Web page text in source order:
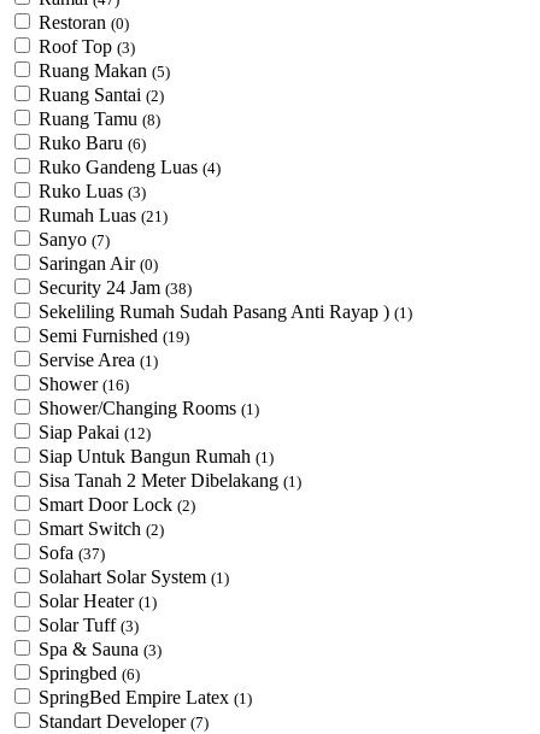
Restoran (0)
Roof Top (3)
Ruang Makan (5)
Ruang Santai (2)
Ruang Tamu (8)
Ruko Baru (6)
Ruko Gandeng Luas (4)
Ruko Luas (3)
Rumah Luas (21)
Sanyo (7)
Saringan Air (0)
Security 24 Jam (38)
Sekeliling Rumah Sudah Pasang Anti Rayap ) (1)
Semi Furnished (19)
Servise Area (1)
Shower (16)
Shower/Changing Rooms (1)
Siap Pakai (12)
Siap Untuk Bangun Rumah (1)
Sisa Tanah 2 Meter Dibelakang (1)
Smart Door Lock (2)
Smart Switch (2)
Sofa (37)
Solahart Solar System (1)
Solar Heater (1)
Solar Tuff (3)
Spa & Sauna (3)
Springbed (6)
SpringBed Empire Latex (1)
Standart Developer (7)